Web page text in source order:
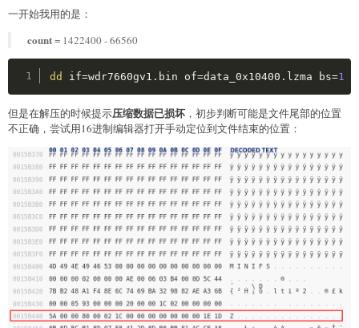
一开始我用的是：
count= 1422400 - 66560
dd if=wdr7660gv1.bin of=data_0x10400.lzma bs=1
但是在解压的时候提示压缩数据已损坏 ，初步判断可能是文件尾部的位置
不正确，尝试用16进制编辑器打开手动定位到文件结束的位置：